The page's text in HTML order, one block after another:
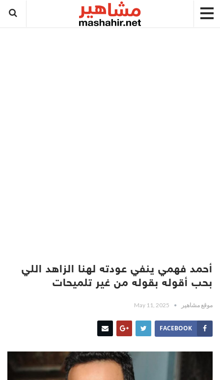
أحمد فهمي ينفي عودته لهنا الزاهد اللي
بحب أقوله بقوله من غير تلميحات
موقع مشاهير May 11, 2025
FACEBOOK